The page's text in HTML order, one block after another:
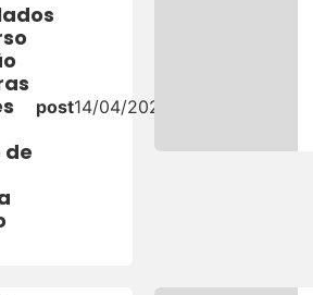
de
post14/04/2026